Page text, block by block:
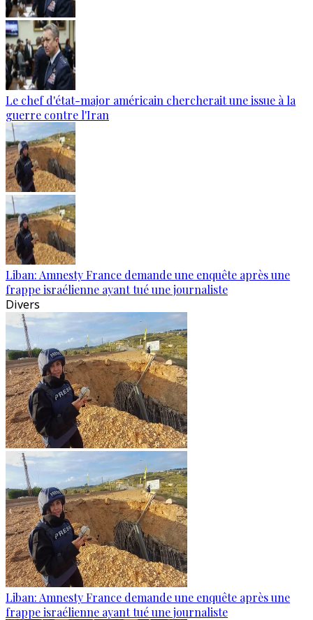
Le chef d'état-major américain chercherait une issue à la
guerre contre l'Iran
Liban: Amnesty France demande une enquête après une
frappe israélienne ayant tué une journaliste
Divers
Liban: Amnesty France demande une enquête après une
frappe israélienne ayant tué une journaliste